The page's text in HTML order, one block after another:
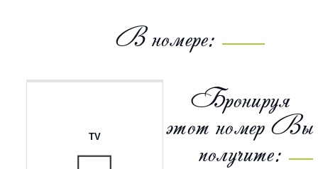
В номере:
TV
Бронируя
этот номер Вы
получите: